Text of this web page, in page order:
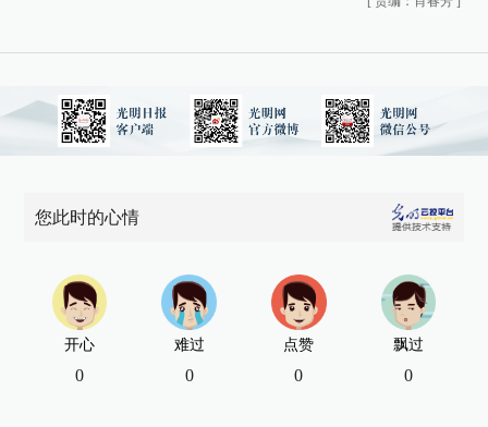
您此时的心情
开心
0
难过
0
点赞
0
飘过
0